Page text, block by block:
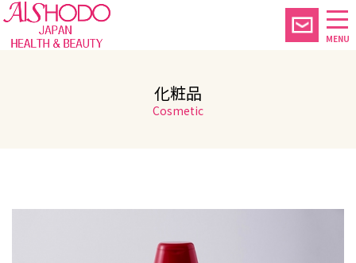
MENU
化粧品
Cosmetic